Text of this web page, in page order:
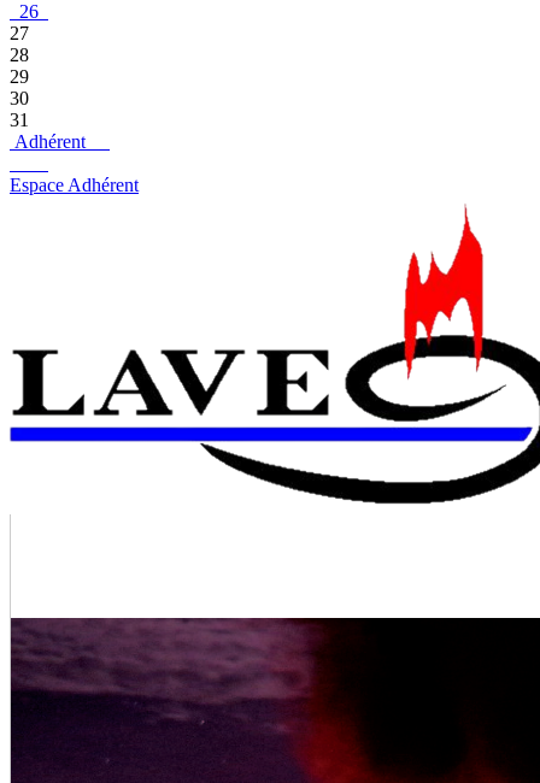
26
27
28
29
30
31
Adhérent
Espace Adhérent